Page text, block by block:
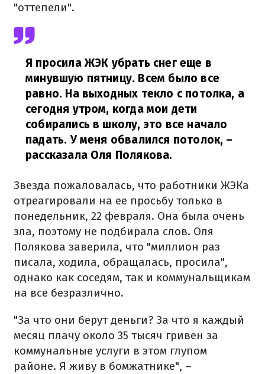
"оттепели".
Я просила ЖЭК убрать снег еще в
минувшую пятницу. Всем было все
равно. На выходных текло с потолка, а
сегодня утром, когда мои дети
собирались в школу, это все начало
падать. У меня обвалился потолок, –
рассказала Оля Полякова.
Звезда пожаловалась, что работники ЖЭКа
отреагировали на ее просьбу только в
понедельник, 22 февраля. Она была очень
зла, поэтому не подбирала слов. Оля
Полякова заверила, что "миллион раз
писала, ходила, обращалась, просила",
однако как соседям, так и коммунальщикам
на все безразлично.
"За что они берут деньги? За что я каждый
месяц плачу около 35 тысяч гривен за
коммунальные услуги в этом глупом
районе. Я живу в бомжатнике", –